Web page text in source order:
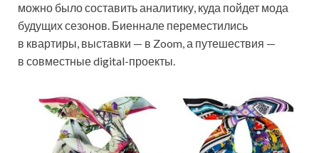
можно было составить аналитику, куда пойдет мода
будущих сезонов. Биеннале переместились
в квартиры, выставки — в Zoom, а путешествия —
в совместные digital-проекты.